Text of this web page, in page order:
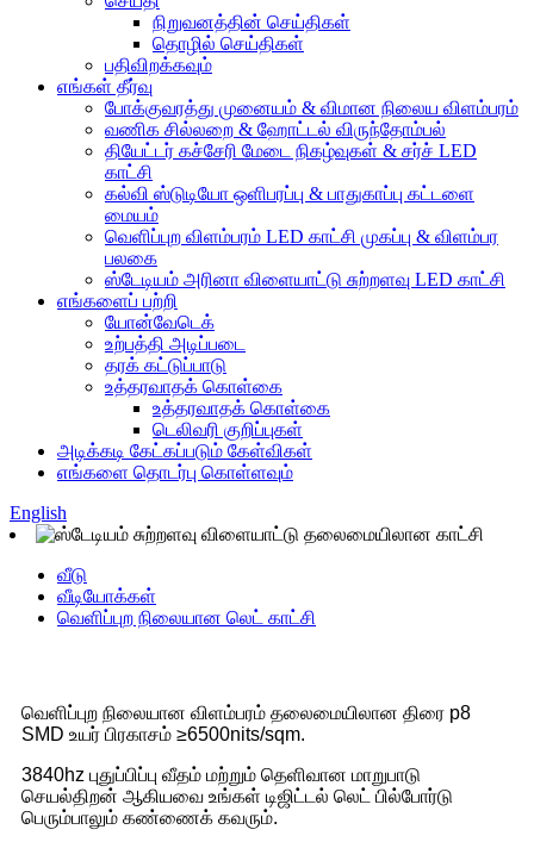
நிறுவனத்தின் செய்திகள்
தொழில் செய்திகள்
பதிவிறக்கவும்
எங்கள் தீர்வு
போக்குவரத்து முனையம் & விமான நிலைய விளம்பரம்
வணிக சில்லறை & ஹோட்டல் விருந்தோம்பல்
தியேட்டர் கச்சேரி மேடை நிகழ்வுகள் & சர்ச் LED
காட்சி
கல்வி ஸ்டுடியோ ஒளிபரப்பு & பாதுகாப்பு கட்டளை
மையம்
வெளிப்புற விளம்பரம் LED காட்சி முகப்பு & விளம்பர
பலகை
ஸ்டேடியம் அரினா விளையாட்டு சுற்றளவு LED காட்சி
எங்களைப் பற்றி
யோன்வேடெக்
உற்பத்தி அடிப்படை
தரக் கட்டுப்பாடு
உத்தரவாதக் கொள்கை
உத்தரவாதக் கொள்கை
டெலிவரி குறிப்புகள்
அடிக்கடி கேட்கப்படும் கேள்விகள்
எங்களை தொடர்பு கொள்ளவும்
English
வீடு
வீடியோக்கள்
வெளிப்புற நிலையான லெட் காட்சி
வெளிப்புற நிலையான விளம்பரம் தலைமையிலான திரை p8
SMD உயர் பிரகாசம் ≥6500nits/sqm.
3840hz புதுப்பிப்பு வீதம் மற்றும் தெளிவான மாறுபாடு
செயல்திறன் ஆகியவை உங்கள் டிஜிட்டல் லெட் பில்போர்டு
பெரும்பாலும் கண்ணைக் கவரும்.